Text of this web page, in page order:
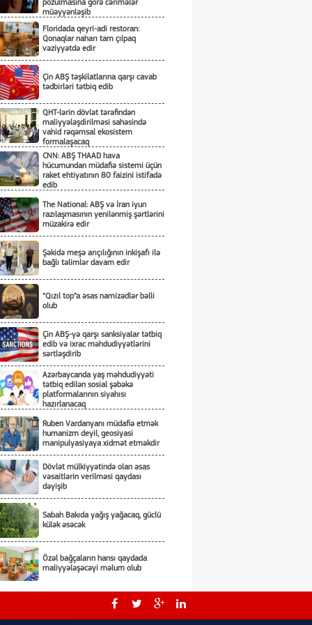
pozulmasına görə cərimələr
müəyyənləşib
Floridada qeyri-adi restoran:
Qonaqlar naharı tam çılpaq
vəziyyətdə edir
Çin ABŞ təşkilatlarına qarşı cavab
tədbirləri tətbiq edib
QHT-lərin dövlət tərəfindən
maliyyələşdirilməsi sahəsində
vahid rəqəmsal ekosistem
formalaşacaq
CNN: ABŞ THAAD hava
hücumundan müdafiə sistemi üçün
raket ehtiyatının 80 faizini istifadə
edib
The National: ABŞ və İran iyun
razılaşmasının yenilənmiş şərtlərini
müzakirə edir
Şəkidə meşə arıçılığının inkişafı ilə
bağlı təlimlər davam edir
“Qızıl top”a əsas namizədlər bəlli
olub
Çin ABŞ-yə qarşı sanksiyalar tətbiq
edib və ixrac məhdudiyyətlərini
sərtləşdirib
Azərbaycanda yaş məhdudiyyəti
tətbiq edilən sosial şəbəkə
platformalarının siyahısı
hazırlanacaq
Ruben Vardanyanı müdafiə etmək
humanizm deyil, geosiyasi
manipulyasiyaya xidmət etməkdir
Dövlət mülkiyyətində olan əsas
vəsaitlərin verilməsi qaydası
dəyişib
Sabah Bakıda yağış yağacaq, güclü
külək əsəcək
Özəl bağçaların hansı qaydada
maliyyələşəcəyi məlum olub
Rusiya Kiyevə hücumda kasetli
döyüş sursatlarından istifadə edib